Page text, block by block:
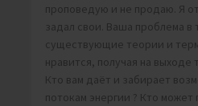
проповедую и не продаю. Я
задал свои. Ваша проблема в
существующие теории и
нравится, получая на выходе
Кто вам даёт и забирает
потокам энергии ? Кто